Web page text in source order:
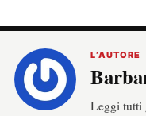
L’AUTORE
Leggi tutti